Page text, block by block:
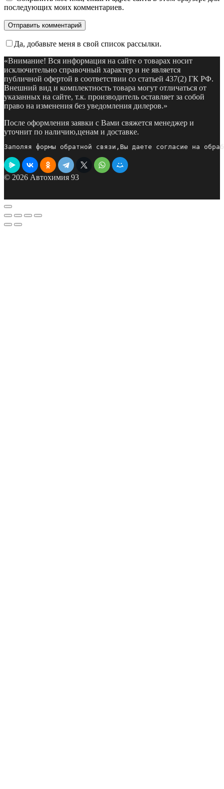
последующих моих комментариев.
Да, добавьте меня в свой список рассылки.
«Внимание! Вся информация на сайте о товарах носит
исключительно справочный характер и не является
публичной офертой в соответствии со статьей 437(2) ГК РФ.
Внешний вид и комплектность товара могут отличаться от
указанных на сайте, т.к. производитель оставляет за собой
право на изменения без уведомления дилеров.»
После оформления заявки с Вами свяжется менеджер и
уточнит по наличию,ценам и доставке.
Заполяя формы обратной связи,Вы даете согласие на
© 2026 Автохимия 93